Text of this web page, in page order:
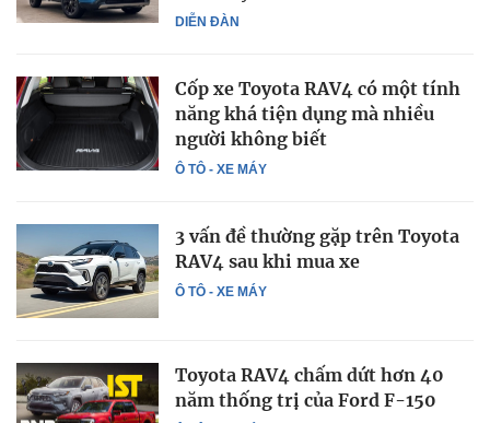
DIỄN ĐÀN
Ô TÔ - XE MÁY
Cốp xe Toyota RAV4 có một tính
năng khá tiện dụng mà nhiều
người không biết
Ô TÔ - XE MÁY
3 vấn đề thường gặp trên Toyota
RAV4 sau khi mua xe
Toyota RAV4 chấm dứt hơn 40
năm thống trị của Ford F-150